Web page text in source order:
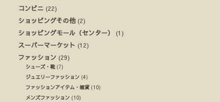
コンビニ (22)
ショッピングその他 (2)
ショッピングモール（センター）
(1)
スーパーマーケット (12)
ファッション (29)
シューズ・靴(7)
ジュエリーファッション (4)
ファッションアイテム・雑貨 (10)
メンズファッション (10)